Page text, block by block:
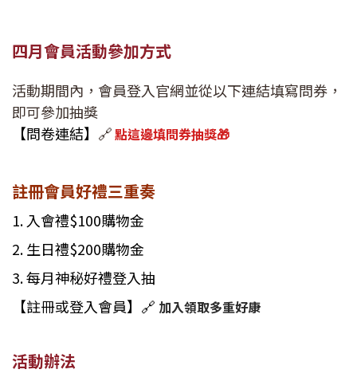
四月會員活動參加方式
活動期間內，會員登入官網並從以下連結填寫問券，
即可參加抽獎
【問卷連結】 🔗點這邊填問券抽獎🎁
註冊會員好禮三重奏
1. 入會禮$100購物金
2. 生日禮$200購物金
3. 每月神秘好禮登入抽
【註冊或登入會員】🔗 加入領取多重好康
活動辦法